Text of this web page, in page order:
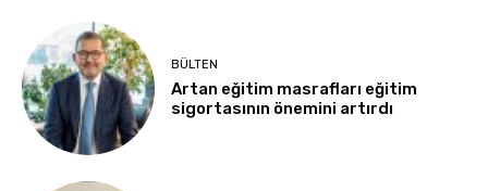
BÜLTEN
Artan eğitim masrafları eğitim
sigortasının önemini artırdı